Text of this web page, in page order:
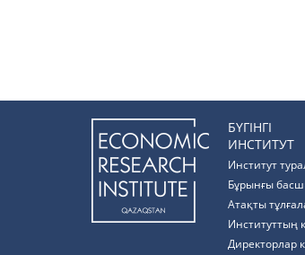
БҮГІНГІ
ИНСТИТУТ
Институт
Бұрынғы
Атақты
Институттың
Директорлар